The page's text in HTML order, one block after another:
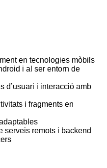
en tecnologies mòbils
i al ser entorn de
d’usuari i interacció amb
i fragments en
serveis remots i backend